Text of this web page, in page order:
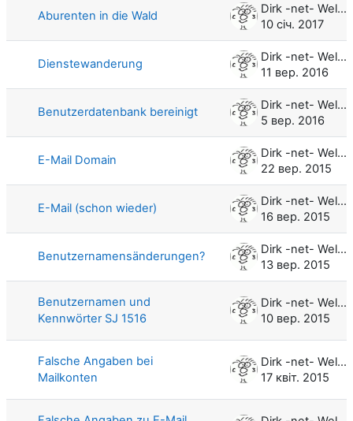
Aburenten in die Wald
Dirk -net- Weller
10 січ. 2017
Dienstewanderung
Dirk -net- Weller
11 вер. 2016
Benutzerdatenbank bereinigt
Dirk -net- Weller
5 вер. 2016
E-Mail Domain
Dirk -net- Weller
22 вер. 2015
E-Mail (schon wieder)
Dirk -net- Weller
16 вер. 2015
Benutzernamensänderungen?
Dirk -net- Weller
13 вер. 2015
Benutzernamen und
Kennwörter SJ 1516
Dirk -net- Weller
10 вер. 2015
Falsche Angaben bei
Mailkonten
Dirk -net- Weller
17 квіт. 2015